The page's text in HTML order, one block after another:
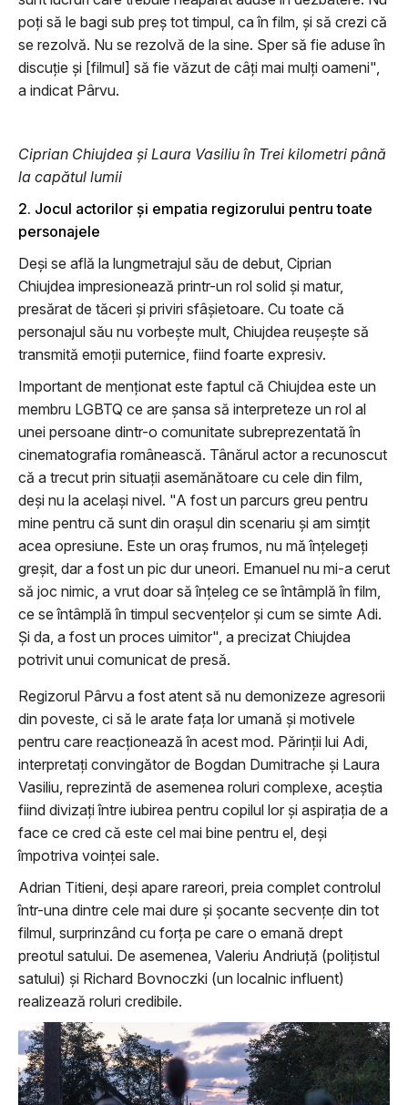
poți să le bagi sub preș tot timpul, ca în film, și să crezi că
se rezolvă. Nu se rezolvă de la sine. Sper să fie aduse în
discuție și [filmul] să fie văzut de câți mai mulți oameni",
a indicat Pârvu.
Ciprian Chiujdea și Laura Vasiliu în Trei kilometri până
la capătul lumii
2. Jocul actorilor și empatia regizorului pentru toate
personajele
Deși se află la lungmetrajul său de debut, Ciprian
Chiujdea impresionează printr-un rol solid și matur,
presărat de tăceri și priviri sfâșietoare. Cu toate că
personajul său nu vorbește mult, Chiujdea reușește să
transmită emoții puternice, fiind foarte expresiv.
Important de menționat este faptul că Chiujdea este un
membru LGBTQ ce are șansa să interpreteze un rol al
unei persoane dintr-o comunitate subreprezentată în
cinematografia românească. Tânărul actor a recunoscut
că a trecut prin situații asemănătoare cu cele din film,
deși nu la același nivel. "A fost un parcurs greu pentru
mine pentru că sunt din orașul din scenariu și am simțit
acea opresiune. Este un oraș frumos, nu mă înțelegeți
greșit, dar a fost un pic dur uneori. Emanuel nu mi-a cerut
să joc nimic, a vrut doar să înțeleg ce se întâmplă în film,
ce se întâmplă în timpul secvențelor și cum se simte Adi.
Și da, a fost un proces uimitor", a precizat Chiujdea
potrivit unui comunicat de presă.
Regizorul Pârvu a fost atent să nu demonizeze agresorii
din poveste, ci să le arate fața lor umană și motivele
pentru care reacționează în acest mod. Părinții lui Adi,
interpretați convingător de Bogdan Dumitrache și Laura
Vasiliu, reprezintă de asemenea roluri complexe, aceștia
fiind divizați între iubirea pentru copilul lor și aspirația de a
face ce cred că este cel mai bine pentru el, deși
împotriva voinței sale.
Adrian Titieni, deși apare rareori, preia complet controlul
într-una dintre cele mai dure și șocante secvențe din tot
filmul, surprinzând cu forța pe care o emană drept
preotul satului. De asemenea, Valeriu Andriuță (polițistul
satului) și Richard Bovnoczki (un localnic influent)
realizează roluri credibile.